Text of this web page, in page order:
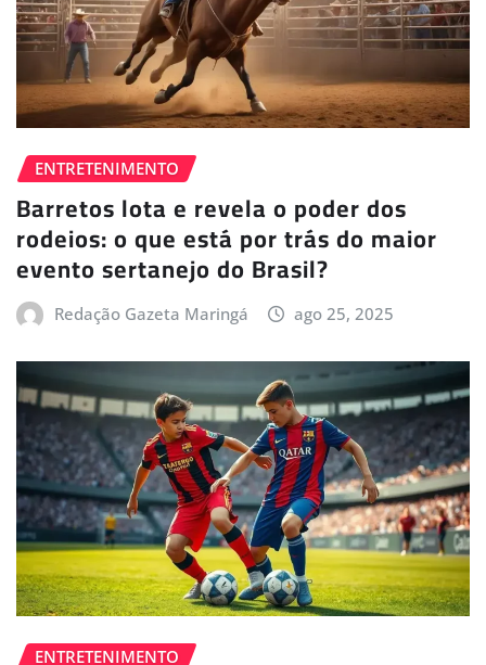
ENTRETENIMENTO
Barretos lota e revela o poder dos
rodeios: o que está por trás do maior
evento sertanejo do Brasil?
Redação Gazeta Maringá ago 25, 2025
ENTRETENIMENTO